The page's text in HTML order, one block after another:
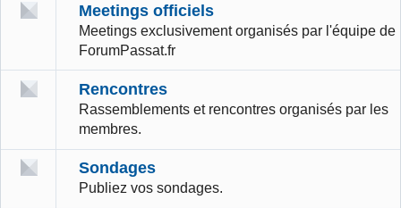
Meetings officiels
Meetings exclusivement organisés par l'équipe de
ForumPassat.fr
Rencontres
Rassemblements et rencontres organisés par les
membres.
Sondages
Publiez vos sondages.